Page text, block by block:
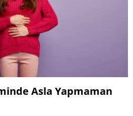
Asla Yapmaman